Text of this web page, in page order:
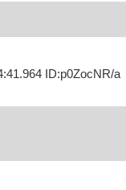
ID:p0ZocNR/a